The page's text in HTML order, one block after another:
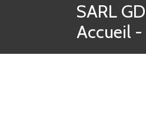
SARL
Accueil -